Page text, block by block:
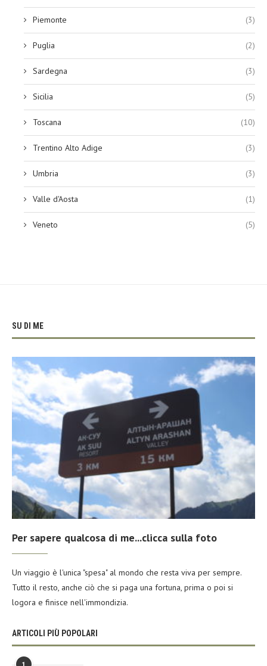
Piemonte (3)
Puglia (2)
Sardegna (3)
Sicilia (5)
Toscana (10)
Trentino Alto Adige (3)
Umbria (3)
Valle d'Aosta (1)
Veneto (5)
SU DI ME
Per sapere qualcosa di me...clicca sulla foto
Un viaggio è l'unica "spesa" al mondo che resta viva per sempre.
Tutto il resto, anche ciò che si paga una fortuna, prima o poi si
logora e finisce nell'immondizia.
ARTICOLI PIÙ POPOLARI